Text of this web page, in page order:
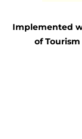
Implemented
of